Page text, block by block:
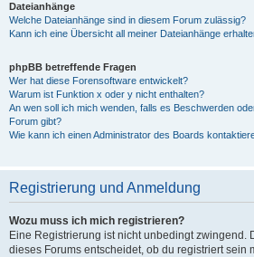
Dateianhänge
Welche Dateianhänge sind in diesem Forum zulässig?
Kann ich eine Übersicht all meiner Dateianhänge
phpBB betreffende Fragen
Wer hat diese Forensoftware entwickelt?
Warum ist Funktion x oder y nicht enthalten?
An wen soll ich mich wenden, falls es Beschwerden
Forum gibt?
Wie kann ich einen Administrator des Boards
Registrierung und Anmeldung
Wozu muss ich mich registrieren?
Eine Registrierung ist nicht unbedingt zwingend.
dieses Forums entscheidet, ob du registriert sein